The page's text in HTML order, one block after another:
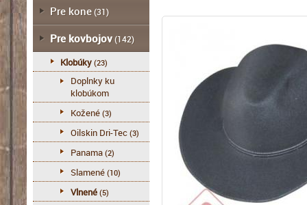
Pre kone(31)
Pre kovbojov(142)
Klobúky (23)
Doplnky ku
klobúkom
Kožené (3)
Oilskin Dri-Tec (3)
Panama (2)
Slamené (10)
Vlnené (5)